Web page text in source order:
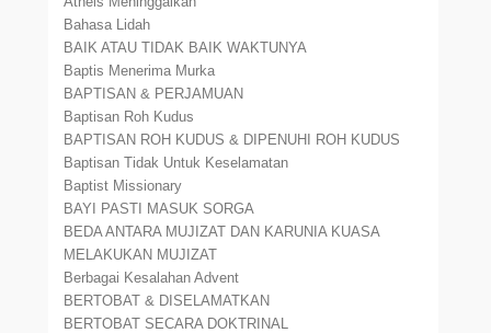
Bahasa Lidah
BAIK ATAU TIDAK BAIK WAKTUNYA
Baptis Menerima Murka
BAPTISAN & PERJAMUAN
Baptisan Roh Kudus
BAPTISAN ROH KUDUS & DIPENUHI ROH KUDUS
Baptisan Tidak Untuk Keselamatan
Baptist Missionary
BAYI PASTI MASUK SORGA
BEDA ANTARA MUJIZAT DAN KARUNIA KUASA
MELAKUKAN MUJIZAT
Berbagai Kesalahan Advent
BERTOBAT & DISELAMATKAN
BERTOBAT SECARA DOKTRINAL